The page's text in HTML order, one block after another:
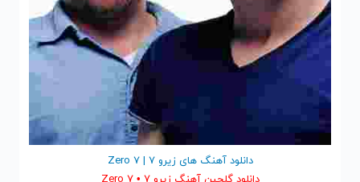
دانلود آهنگ های زیرو 7 | Zero 7